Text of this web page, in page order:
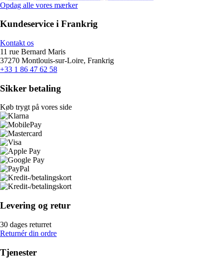
Opdag alle vores mærker
Kundeservice i Frankrig
Kontakt os
11 rue Bernard Maris
37270 Montlouis-sur-Loire, Frankrig
+33 1 86 47 62 58
Sikker betaling
Køb trygt på vores side
Levering og retur
30 dages returret
Returnér din ordre
Tjenester